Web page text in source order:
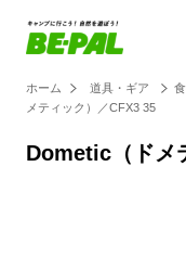
ホーム 道具・ギア
メティック）／CFX3 35
Dometic（ドメ